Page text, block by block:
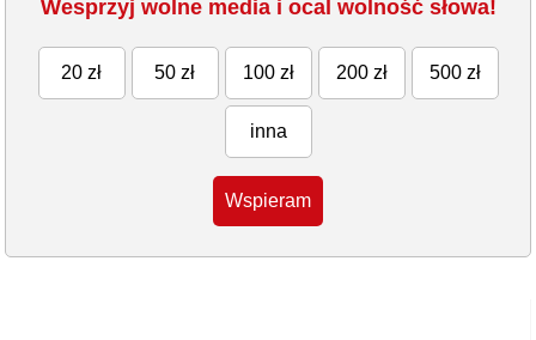
Wesprzyj wolne media i ocal wolność słowa!
20 zł 50 zł 100 zł 200 zł 500 zł
inna
Wspieram